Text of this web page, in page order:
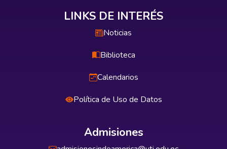
LINKS DE INTERÉS
Noticias
Biblioteca
Calendarios
Política de Uso de Datos
Admisiones